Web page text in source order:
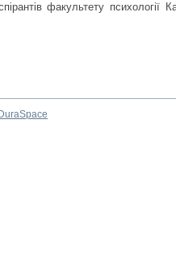
факультету психології
DuraSpace